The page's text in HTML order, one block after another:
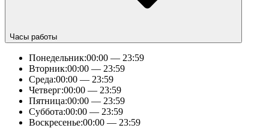
Часы работы
Понедельник:00:00 — 23:59
Вторник:00:00 — 23:59
Среда:00:00 — 23:59
Четверг:00:00 — 23:59
Пятница:00:00 — 23:59
Суббота:00:00 — 23:59
Воскресенье:00:00 — 23:59